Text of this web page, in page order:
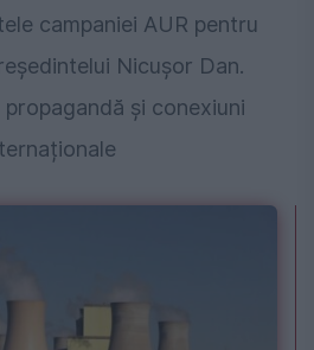
campaniei AUR pentru
Nicușor Dan.
și conexiuni